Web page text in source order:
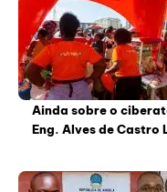
Ainda sobre o
Eng. Alves de Castro